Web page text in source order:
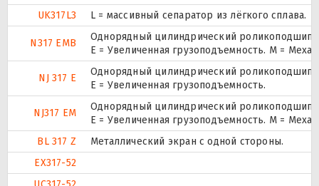
UK317L3
L = массивный сепаратор из лёгкого сплава.
N317 EMB
Однорядный цилиндрический
E = Увеличенная грузоподъемность. М =
NJ 317 E
Однорядный цилиндрический
Е = Увеличенная грузоподъемность.
NJ317 EM
Однорядный цилиндрический
E = Увеличенная грузоподъемность. М =
BL 317 Z
Металлический экран с одной стороны.
EX317-52